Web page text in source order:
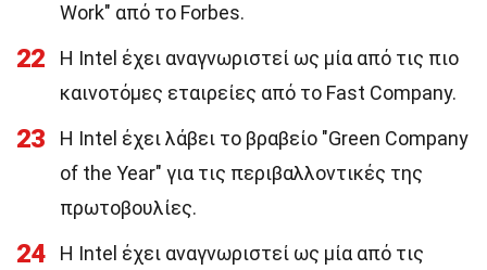
Work" από το Forbes.
22
Η Intel έχει αναγνωριστεί ως μία από τις πιο
καινοτόμες εταιρείες από το Fast Company.
23
Η Intel έχει λάβει το βραβείο "Green Company
of the Year" για τις περιβαλλοντικές της
πρωτοβουλίες.
24
Η Intel έχει αναγνωριστεί ως μία από τις